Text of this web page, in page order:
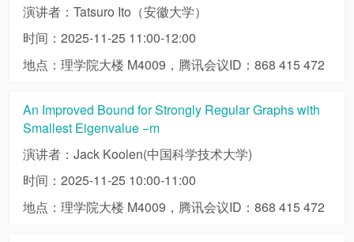
演讲者：Tatsuro Ito（安徽大学）
时间：2025-11-25 11:00-12:00
地点：理学院大楼 M4009，腾讯会议ID：868 415 472
An Improved Bound for Strongly Regular Graphs with
Smallest Eigenvalue −m
演讲者：Jack Koolen(中国科学技术大学)
时间：2025-11-25 10:00-11:00
地点：理学院大楼 M4009，腾讯会议ID：868 415 472